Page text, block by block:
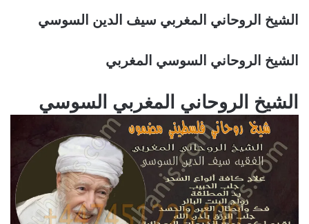
الشيخ الروحاني المغربي سيف الدين السوسي
الشيخ الروحاني السوسي المغربي
الشيخ الروحاني المغربي السوسي